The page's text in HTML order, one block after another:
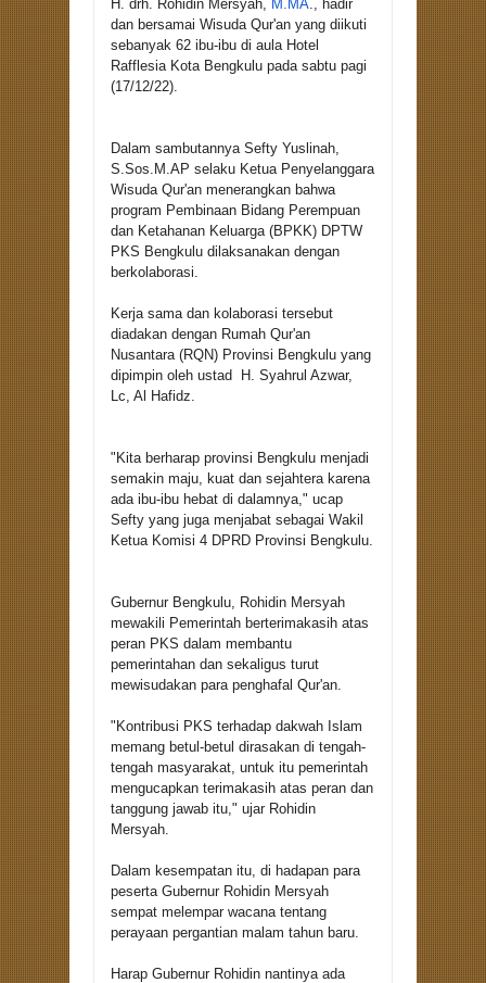
H. drh. Rohidin Mersyah, M.MA., hadir
dan bersamai Wisuda Qur'an yang diikuti
sebanyak 62 ibu-ibu di aula Hotel
Rafflesia Kota Bengkulu pada sabtu pagi
(17/12/22).
Dalam sambutannya Sefty Yuslinah,
S.Sos.M.AP selaku Ketua Penyelanggara
Wisuda Qur'an menerangkan bahwa
program Pembinaan Bidang Perempuan
dan Ketahanan Keluarga (BPKK) DPTW
PKS Bengkulu dilaksanakan dengan
berkolaborasi.
Kerja sama dan kolaborasi tersebut
diadakan dengan Rumah Qur'an
Nusantara (RQN) Provinsi Bengkulu yang
dipimpin oleh ustad H. Syahrul Azwar,
Lc, Al Hafidz.
"Kita berharap provinsi Bengkulu menjadi
semakin maju, kuat dan sejahtera karena
ada ibu-ibu hebat di dalamnya," ucap
Sefty yang juga menjabat sebagai Wakil
Ketua Komisi 4 DPRD Provinsi Bengkulu.
Gubernur Bengkulu, Rohidin Mersyah
mewakili Pemerintah berterimakasih atas
peran PKS dalam membantu
pemerintahan dan sekaligus turut
mewisudakan para penghafal Qur'an.
"Kontribusi PKS terhadap dakwah Islam
memang betul-betul dirasakan di tengah-
tengah masyarakat, untuk itu pemerintah
mengucapkan terimakasih atas peran dan
tanggung jawab itu," ujar Rohidin
Mersyah.
Dalam kesempatan itu, di hadapan para
peserta Gubernur Rohidin Mersyah
sempat melempar wacana tentang
perayaan pergantian malam tahun baru.
Harap Gubernur Rohidin nantinya ada